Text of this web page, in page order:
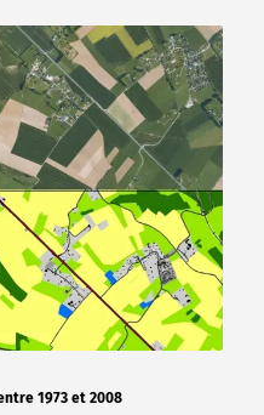
1973 et 2008